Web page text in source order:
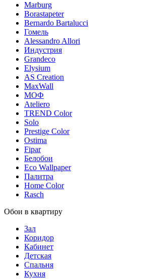
Marburg
Borastapeter
Bernardo Bartalucci
Гомель
Alessandro Allori
Индустрия
Grandeco
Elysium
AS Creation
MaxWall
МОФ
Ateliero
TREND Color
Solo
Prestige Color
Ostima
Fipar
Белобои
Eco Wallpaper
Палитра
Home Color
Rasch
Обои в квартиру
Зал
Коридор
Кабинет
Детская
Спальня
Кухня